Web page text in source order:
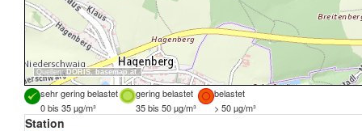
Quellen: DORIS,basemap.at
sehr gering belastet gering belastet
belastet
0 bis 35 µg/m³
35 bis 50 µg/m³ > 50 µg/m³
Station